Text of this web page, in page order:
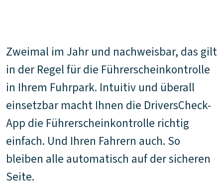
Zweimal im Jahr und nachweisbar, das gilt
in der Regel für die Führerscheinkontrolle
in Ihrem Fuhrpark. Intuitiv und überall
einsetzbar macht Ihnen die DriversCheck-
App die Führerscheinkontrolle richtig
einfach. Und Ihren Fahrern auch. So
bleiben alle automatisch auf der sicheren
Seite.